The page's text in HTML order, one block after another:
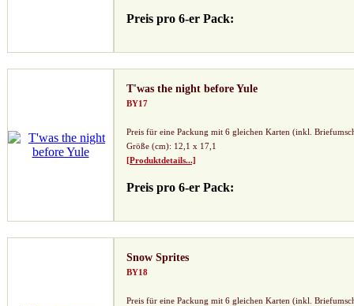
Preis pro 6-er Pack:
T'was the night before Yule
BY17
Preis für eine Packung mit 6 gleichen Karten (inkl.
Größe (cm): 12,1 x 17,1
[Produktdetails...]
Preis pro 6-er Pack:
Snow Sprites
BY18
Preis für eine Packung mit 6 gleichen Karten (inkl.